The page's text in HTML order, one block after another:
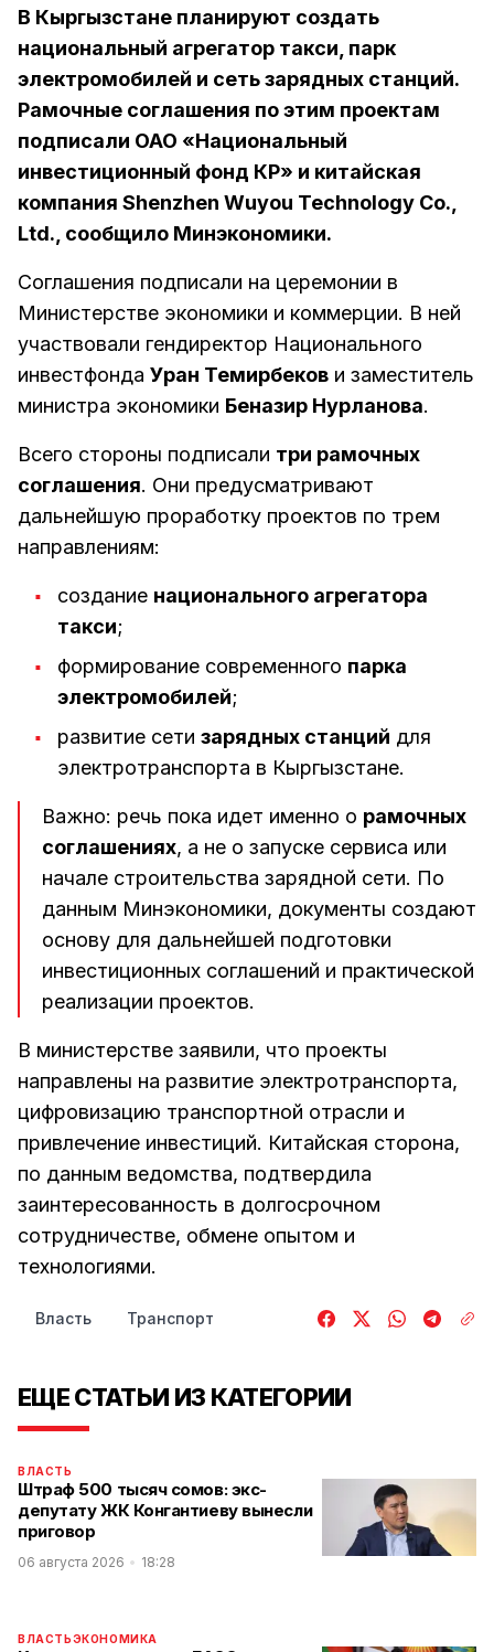
В Кыргызстане планируют создать
национальный агрегатор такси, парк
электромобилей и сеть зарядных станций.
Рамочные соглашения по этим проектам
подписали ОАО «Национальный
инвестиционный фонд КР» и китайская
компания Shenzhen Wuyou Technology Co.,
Ltd., сообщило Минэкономики.
Соглашения подписали на церемонии в
Министерстве экономики и коммерции. В ней
участвовали гендиректор Национального
инвестфонда Уран Темирбеков и заместитель
министра экономики Беназир Нурланова.
Всего стороны подписали три рамочных
соглашения. Они предусматривают
дальнейшую проработку проектов по трем
направлениям:
создание национального агрегатора
такси;
формирование современного парка
электромобилей;
развитие сети зарядных станций для
электротранспорта в Кыргызстане.
Важно: речь пока идет именно о рамочных
соглашениях, а не о запуске сервиса или
начале строительства зарядной сети. По
данным Минэкономики, документы создают
основу для дальнейшей подготовки
инвестиционных соглашений и практической
реализации проектов.
В министерстве заявили, что проекты
направлены на развитие электротранспорта,
цифровизацию транспортной отрасли и
привлечение инвестиций. Китайская сторона,
по данным ведомства, подтвердила
заинтересованность в долгосрочном
сотрудничестве, обмене опытом и
технологиями.
Власть Транспорт
ЕЩЕ СТАТЬИ ИЗ КАТЕГОРИИ
ВЛАСТЬ
Штраф 500 тысяч сомов: экс-
депутату ЖК Конгантиеву вынесли
приговор
06 августа 2026 18:28
ВЛАСТЬЭКОНОМИКА